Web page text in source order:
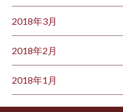
2018年3月
2018年2月
2018年1月